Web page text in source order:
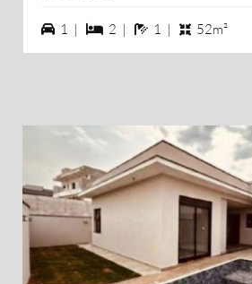
1 vagas na garagem
1 | 2 dormiórios
2 | 1 banheiros
1 | 52m²